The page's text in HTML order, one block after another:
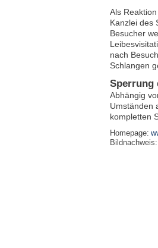
Als
Kanzlei des
Besucher
nach
Schlangen
Sperrung
Abhängig
Umständen
kompletten
Homepage:
Bildnachweis: